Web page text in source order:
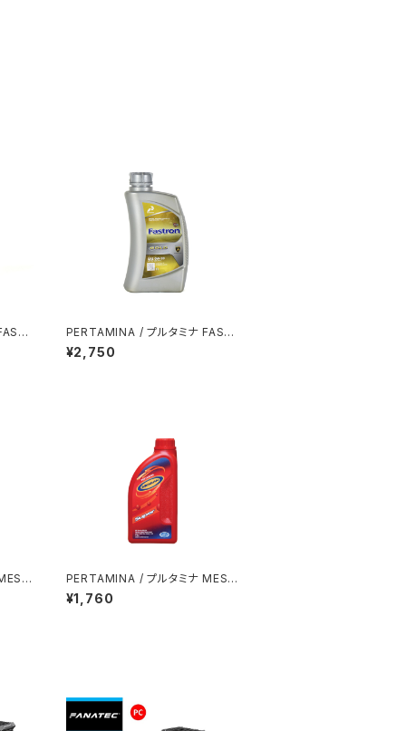
1L
PERTAMINA / プルタミナ FAST
RON GOLD 0W-20 SN / 1L
¥2,750
4L
PERTAMINA / プルタミナ MESR
AN SUPER SAE 20W-50 / 1L
¥1,760